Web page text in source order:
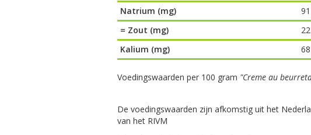
Natrium (mg)
91
= Zout (mg)
Kalium (mg)
68
Voedingswaarden per 100 gram "Creme au
De voedingswaarden zijn afkomstig uit het
van het RIVM